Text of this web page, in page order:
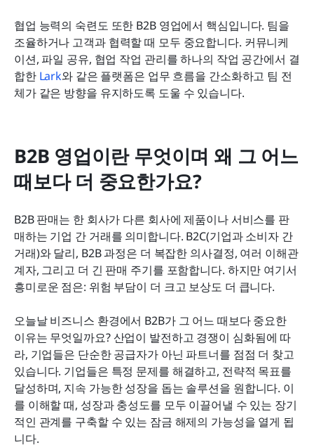
협업 능력의 숙련도 또한 B2B 영업에서 핵심입니다. 팀을
조율하거나 고객과 협력할 때 모두 중요합니다. 커뮤니케
이션, 파일 공유, 협업 작업 관리를 하나의 작업 공간에서 결
합한 Lark와 같은 플랫폼은 업무 흐름을 간소화하고 팀 전
체가 같은 방향을 유지하도록 도울 수 있습니다.
B2B 영업이란 무엇이며 왜 그 어느
때보다 더 중요한가요?
B2B 판매는 한 회사가 다른 회사에 제품이나 서비스를 판
매하는 기업 간 거래를 의미합니다. B2C(기업과 소비자 간
거래)와 달리, B2B 과정은 더 복잡한 의사결정, 여러 이해관
계자, 그리고 더 긴 판매 주기를 포함합니다. 하지만 여기서
흥미로운 점은: 위험 부담이 더 크고 보상도 더 큽니다.
오늘날 비즈니스 환경에서 B2B가 그 어느 때보다 중요한
이유는 무엇일까요? 산업이 발전하고 경쟁이 심화됨에 따
라, 기업들은 단순한 공급자가 아닌 파트너를 점점 더 찾고
있습니다. 기업들은 특정 문제를 해결하고, 전략적 목표를
달성하며, 지속 가능한 성장을 돕는 솔루션을 원합니다. 이
를 이해할 때, 성장과 충성도를 모두 이끌어낼 수 있는 장기
적인 관계를 구축할 수 있는 잠금 해제의 가능성을 열게 됩
니다.